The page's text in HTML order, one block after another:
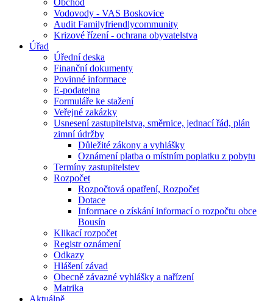
Obchod
Vodovody - VAS Boskovice
Audit Familyfriendlycommunity
Krizové řízení - ochrana obyvatelstva
Úřad
Úřední deska
Finanční dokumenty
Povinné informace
E-podatelna
Formuláře ke stažení
Veřejné zakázky
Usnesení zastupitelstva, směrnice, jednací řád, plán
zimní údržby
Důležité zákony a vyhlášky
Oznámení platba o místním poplatku z pobytu
Termíny zastupitelstev
Rozpočet
Rozpočtová opatření, Rozpočet
Dotace
Informace o získání informací o rozpočtu obce
Bousín
Klikací rozpočet
Registr oznámení
Odkazy
Hlášení závad
Obecně závazné vyhlášky a nařízení
Matrika
Aktuálně